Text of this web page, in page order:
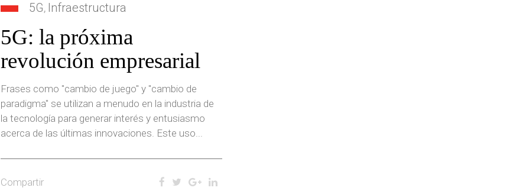
5G, Infraestructura
5G: la próxima
revolución empresarial
Frases como "cambio de juego" y "cambio de
paradigma" se utilizan a menudo en la industria de
la tecnología para generar interés y entusiasmo
acerca de las últimas innovaciones. Este uso...
Compartir